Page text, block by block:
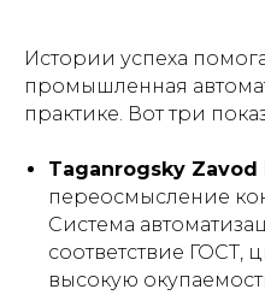
Истории успеха
промышленная
практике. Вот три
Taganrogsky Zavod
переосмысление
Система
соответствие ГОСТ,
высокую